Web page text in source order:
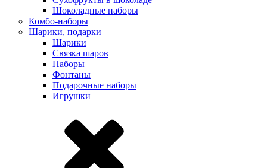
Шоколадные наборы
Комбо-наборы
Шарики, подарки
Шарики
Связка шаров
Наборы
Фонтаны
Подарочные наборы
Игрушки